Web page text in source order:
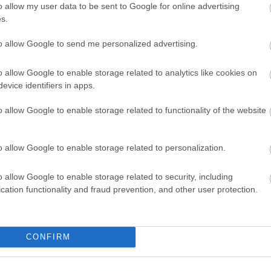
allow my user data to be sent to Google for online advertising
allow Google to send me personalized advertising.
allow Google to enable storage related to analytics like cookies on
identifiers in apps.
allow Google to enable storage related to functionality of the website
allow Google to enable storage related to personalization.
allow Google to enable storage related to security, including
functionality and fraud prevention, and other user protection.
CONFIRM
INNI, AKI EDDIG NEM
a kávé egészségügyi
Kortyok
MONDJ KÖSZÖNETET
A bécsi kávéházi kultúra